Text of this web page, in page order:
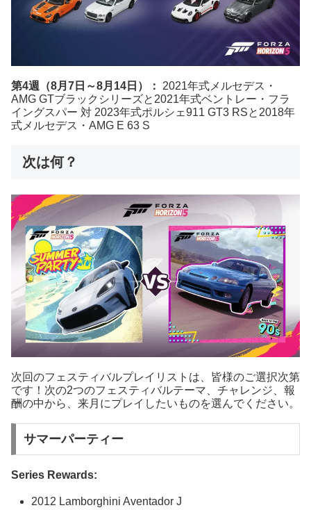
第4週（8月7日～8月14日）：
2021年式メルセデス・
AMG GTブラックシリーズと2021年式ベントレー・フラ
イングスパー 対 2023年式ポルシェ911 GT3 RSと2018年
式メルセデス・AMG E 63 S
次は何？
次回のフェスティバルプレイリストは、皆様のご選択次第
です！次の2つのフェスティバルテーマ、チャレンジ、報
酬の中から、来月にプレイしたいものを選んでください。
サマーパーティー
Series Rewards:
2012 Lamborghini Aventador J